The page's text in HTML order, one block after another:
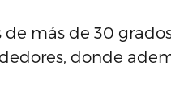
más de 30
donde